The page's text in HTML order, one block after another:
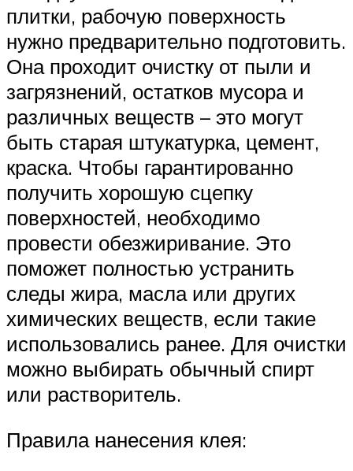
плитки, рабочую поверхность
нужно предварительно подготовить.
Она проходит очистку от пыли и
загрязнений, остатков мусора и
различных веществ – это могут
быть старая штукатурка, цемент,
краска. Чтобы гарантированно
получить хорошую сцепку
поверхностей, необходимо
провести обезжиривание. Это
поможет полностью устранить
следы жира, масла или других
химических веществ, если такие
использовались ранее. Для очистки
можно выбирать обычный спирт
или растворитель.
Правила нанесения клея: